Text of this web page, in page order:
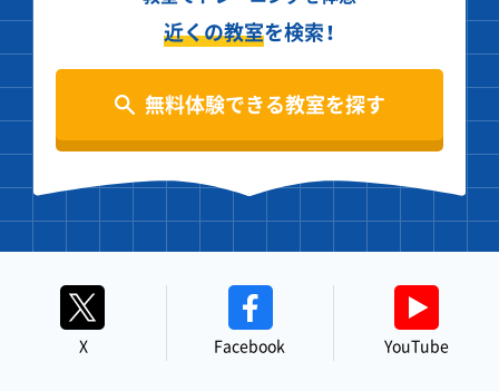
近くの教室を検索！
無料体験できる教室を探す
X Facebook YouTube